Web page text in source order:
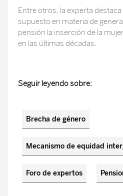
Entre otros, la experta
supuesto en materia de
pensión la inserción de la
en las últimas décadas.
Seguir leyendo sobre:
Brecha de género
Mecanismo de equidad
Foro de expertos